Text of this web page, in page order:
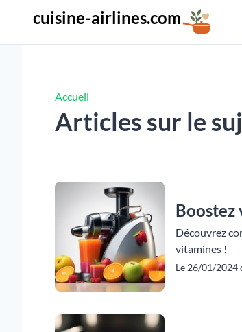
cuisine-airlines.com
Accueil
Articles sur le
Boostez
Découvrez
vitamines !
Le 26/01/2024